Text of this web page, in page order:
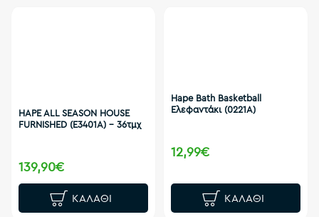
HAPE ALL SEASON HOUSE
FURNISHED (E3401A) - 36τμχ
139,90€
ΚΑΛΆΘΙ
Hape Bath Basketball
Ελεφαντάκι (0221A)
12,99€
ΚΑΛΆΘΙ